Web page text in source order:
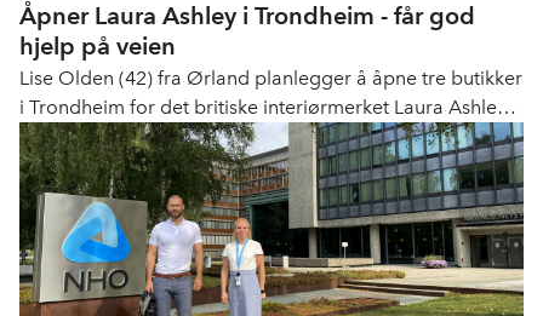
Åpner Laura Ashley i Trondheim - får god
hjelp på veien
Lise Olden (42) fra Ørland planlegger å åpne tre butikker
i Trondheim for det britiske interiørmerket Laura Ashley.
På veien frem mot åpning får hun hjelp av NHO Service
og Handel.